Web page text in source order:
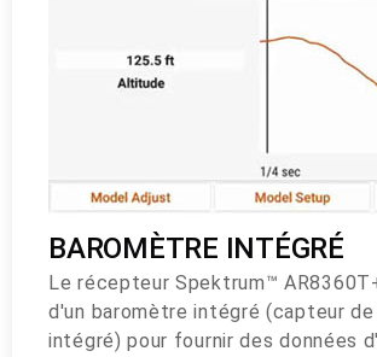
BAROMÈTRE INTÉGRÉ
Le récepteur Spektrum™
d'un baromètre intégré (capteur de
intégré) pour fournir des données